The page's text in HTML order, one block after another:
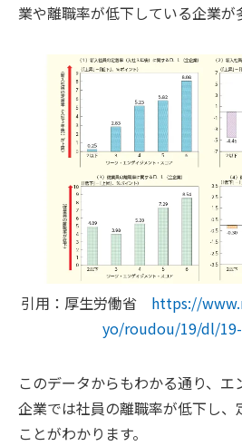
業や離職率が低下している企業が
引用：厚生労働省 https://
yo/roudou/19/dl/
このデータからもわかる通り、
企業では社員の離職率が低下し、
ことがわかります。